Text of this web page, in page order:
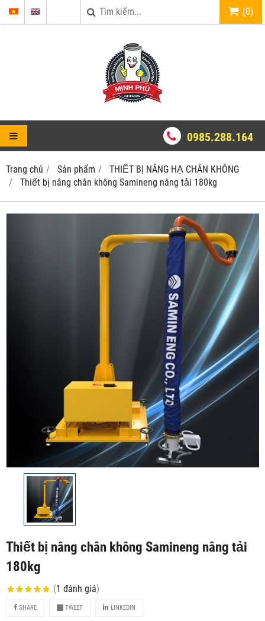
(0)
0985.288.164
Trang chủ Sản phẩm
THIẾT BỊ NÂNG HẠ CHÂN KHÔNG
Thiết bị nâng chân không Samineng nâng tải 180kg
Thiết bị nâng chân không Samineng nâng tải
180kg
(1 đánh giá)
SHARE TWEET LINKEDIN